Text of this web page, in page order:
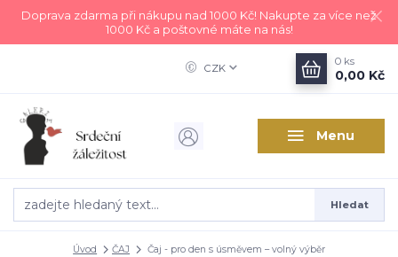
Doprava zdarma při nákupu nad 1000 Kč! Nakupte za více než
1000 Kč a poštovné máte na nás!
Menu
CZK
Hledat
0 ks
0,00 Kč
Úvod ČAJ Čaj - pro den s úsměvem – volný výběr